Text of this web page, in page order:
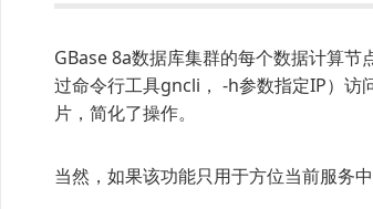
GBase 8a数据库集群的每个数据计算
过命令行工具gncli， -h参数指定IP）访
片，简化了操作。
当然，如果该功能只用于方位当前服务